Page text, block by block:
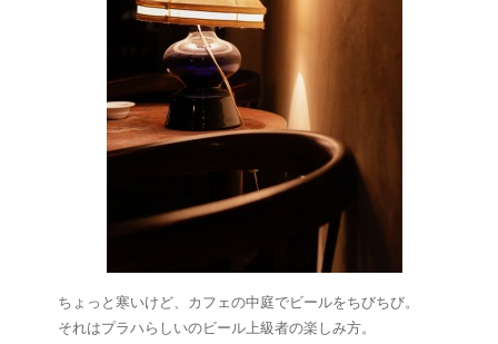
ちょっと寒いけど、カフェの中庭でビールをちびちび。
それはプラハらしいのビール上級者の楽しみ方。